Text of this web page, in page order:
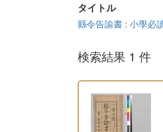
タイトル
縣令告諭書 : 小學必
検索結果 1 件